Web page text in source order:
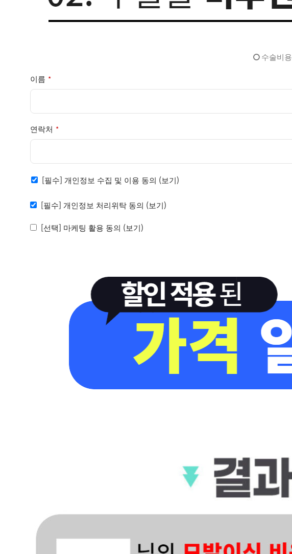
수술비용
이름 *
연락처 *
[필수] 개인정보 수집 및 이용 동의 (보기)
[필수] 개인정보 처리위탁 동의 (보기)
[선택] 마케팅 활용 동의 (보기)